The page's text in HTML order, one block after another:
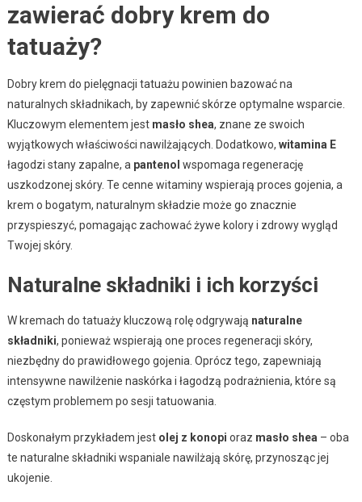
zawierać dobry krem do
tatuaży?
Dobry krem do pielęgnacji tatuażu powinien bazować na
naturalnych składnikach, by zapewnić skórze optymalne wsparcie.
Kluczowym elementem jest masło shea, znane ze swoich
wyjątkowych właściwości nawilżających. Dodatkowo, witamina E
łagodzi stany zapalne, a pantenol wspomaga regenerację
uszkodzonej skóry. Te cenne witaminy wspierają proces gojenia, a
krem o bogatym, naturalnym składzie może go znacznie
przyspieszyć, pomagając zachować żywe kolory i zdrowy wygląd
Twojej skóry.
Naturalne składniki i ich korzyści
W kremach do tatuaży kluczową rolę odgrywają naturalne
składniki, ponieważ wspierają one proces regeneracji skóry,
niezbędny do prawidłowego gojenia. Oprócz tego, zapewniają
intensywne nawilżenie naskórka i łagodzą podrażnienia, które są
częstym problemem po sesji tatuowania.
Doskonałym przykładem jest olej z konopi oraz masło shea – oba
te naturalne składniki wspaniale nawilżają skórę, przynosząc jej
ukojenie.